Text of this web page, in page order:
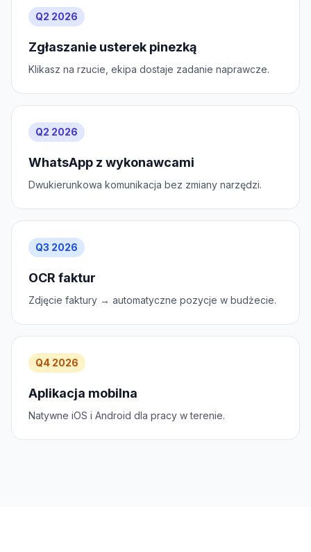
Q2 2026
Zgłaszanie usterek pinezką
Klikasz na rzucie, ekipa dostaje zadanie naprawcze.
Q2 2026
WhatsApp z wykonawcami
Dwukierunkowa komunikacja bez zmiany narzędzi.
Q3 2026
OCR faktur
Zdjęcie faktury → automatyczne pozycje w budżecie.
Q4 2026
Aplikacja mobilna
Natywne iOS i Android dla pracy w terenie.